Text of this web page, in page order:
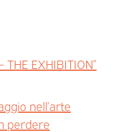
THE EXHIBITION”
nell’arte
perdere